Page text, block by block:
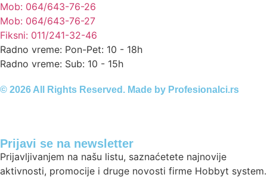
Mob: 064/643-76-26
Mob: 064/643-76-27
Fiksni: 011/241-32-46
Radno vreme: Pon-Pet: 10 - 18h
Radno vreme: Sub: 10 - 15h
© 2026 All Rights Reserved. Made by Profesionalci.rs
Prijavi se na newsletter
Prijavljivanjem na našu listu, saznaćetete najnovije
aktivnosti, promocije i druge novosti firme Hobbyt system.